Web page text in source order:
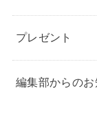
プレゼント
編集部からの